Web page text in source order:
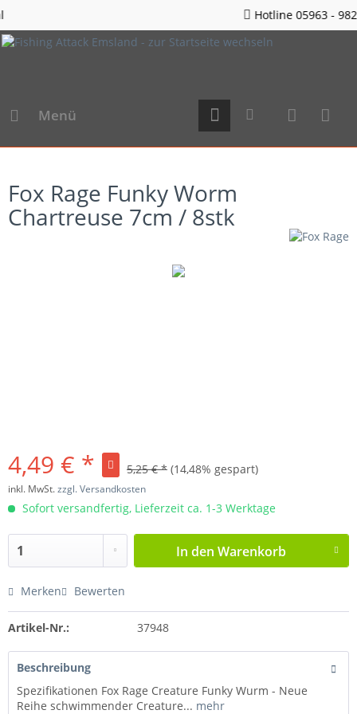
Hotline 05963 - 982823
Menü
Fox Rage Funky Worm
Chartreuse 7cm / 8stk
4,49 € * 5,25 € * (14,48% gespart)
inkl. MwSt.zzgl. Versandkosten
Sofort versandfertig, Lieferzeit ca. 1-3 Werktage
In den Warenkorb
Merken Bewerten
Artikel-Nr.: 37948
Beschreibung
Spezifikationen Fox Rage Creature Funky Wurm - Neue
Reihe schwimmender Creature... mehr